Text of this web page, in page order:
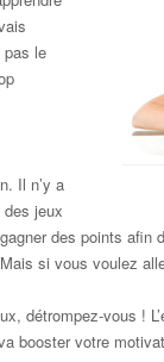
pas le
Il n’y a
jeux
des points afin
si vous voulez
détrompez-vous !
booster votre